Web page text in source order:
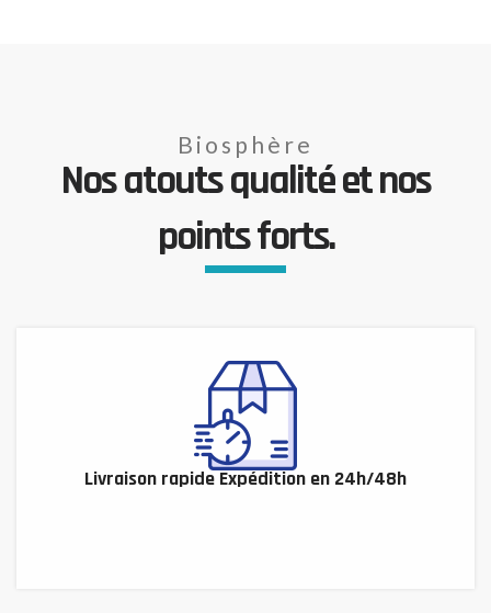
Biosphère
Nos atouts qualité et nos
points forts.
Livraison rapide Expédition en 24h/48h